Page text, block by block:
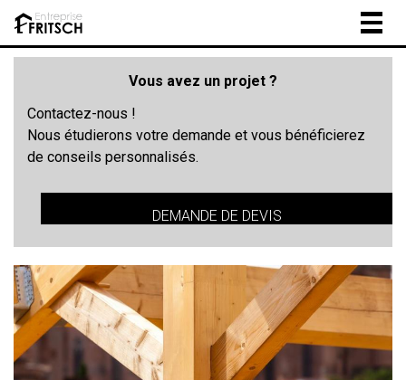
Vous avez un projet ?
Contactez-nous !
Nous étudierons votre demande et vous bénéficierez
de conseils personnalisés.
DEMANDE DE DEVIS